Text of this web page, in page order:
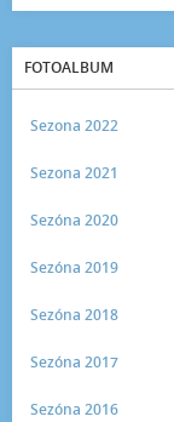
FOTOALBUM
Sezona 2022
Sezona 2021
Sezóna 2020
Sezóna 2019
Sezóna 2018
Sezóna 2017
Sezóna 2016